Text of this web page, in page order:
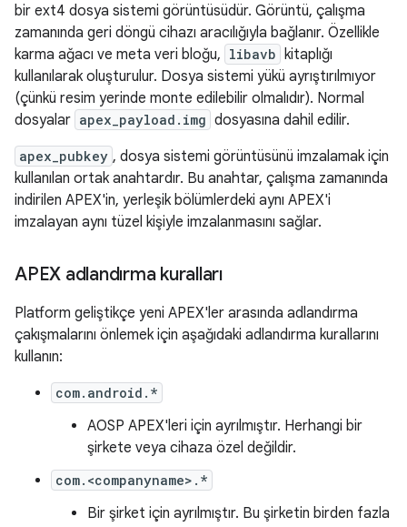
bir ext4 dosya sistemi görüntüsüdür. Görüntü, çalışma
zamanında geri döngü cihazı aracılığıyla bağlanır. Özellikle
karma ağacı ve meta veri bloğu, libavb
kitaplığı
kullanılarak oluşturulur. Dosya sistemi yükü ayrıştırılmıyor
(çünkü resim yerinde monte edilebilir olmalıdır). Normal
dosyalar apex_payload.img dosyasına dahil edilir.
apex_pubkey , dosya sistemi görüntüsünü imzalamak için
kullanılan ortak anahtardır. Bu anahtar, çalışma zamanında
indirilen APEX'in, yerleşik bölümlerdeki aynı APEX'i
imzalayan aynı tüzel kişiyle imzalanmasını sağlar.
APEX adlandırma kuralları
Platform geliştikçe yeni APEX'ler arasında adlandırma
çakışmalarını önlemek için aşağıdaki adlandırma kurallarını
kullanın:
com.android.*
AOSP APEX'leri için ayrılmıştır. Herhangi bir
şirkete veya cihaza özel değildir.
com.<companyname>.*
Bir şirket için ayrılmıştır. Bu şirketin birden fazla